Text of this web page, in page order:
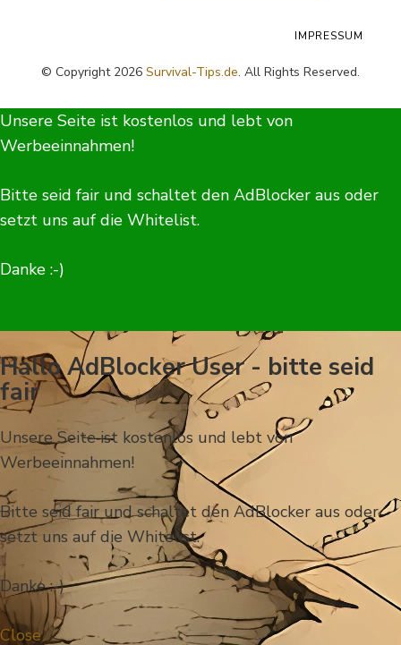
© Copyright 2026 Survival-Tips.de. All Rights Reserved.
IMPRESSUM
Unsere Seite ist kostenlos und lebt von
Werbeeinnahmen!
Bitte seid fair und schaltet den AdBlocker aus oder
setzt uns auf die Whitelist.
Danke :-)
Hallo AdBlocker User - bitte seid
fair
Unsere Seite ist kostenlos und lebt von
Werbeeinnahmen!
Bitte seid fair und schaltet den AdBlocker aus oder
setzt uns auf die Whitelist.
Danke :-)
Close